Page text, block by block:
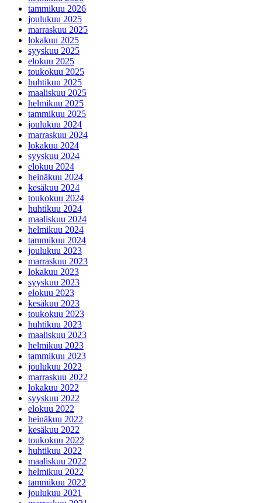
tammikuu 2026
joulukuu 2025
marraskuu 2025
lokakuu 2025
syyskuu 2025
elokuu 2025
toukokuu 2025
huhtikuu 2025
maaliskuu 2025
helmikuu 2025
tammikuu 2025
joulukuu 2024
marraskuu 2024
lokakuu 2024
syyskuu 2024
elokuu 2024
heinäkuu 2024
kesäkuu 2024
toukokuu 2024
huhtikuu 2024
maaliskuu 2024
helmikuu 2024
tammikuu 2024
joulukuu 2023
marraskuu 2023
lokakuu 2023
syyskuu 2023
elokuu 2023
kesäkuu 2023
toukokuu 2023
huhtikuu 2023
maaliskuu 2023
helmikuu 2023
tammikuu 2023
joulukuu 2022
marraskuu 2022
lokakuu 2022
syyskuu 2022
elokuu 2022
heinäkuu 2022
kesäkuu 2022
toukokuu 2022
huhtikuu 2022
maaliskuu 2022
helmikuu 2022
tammikuu 2022
joulukuu 2021